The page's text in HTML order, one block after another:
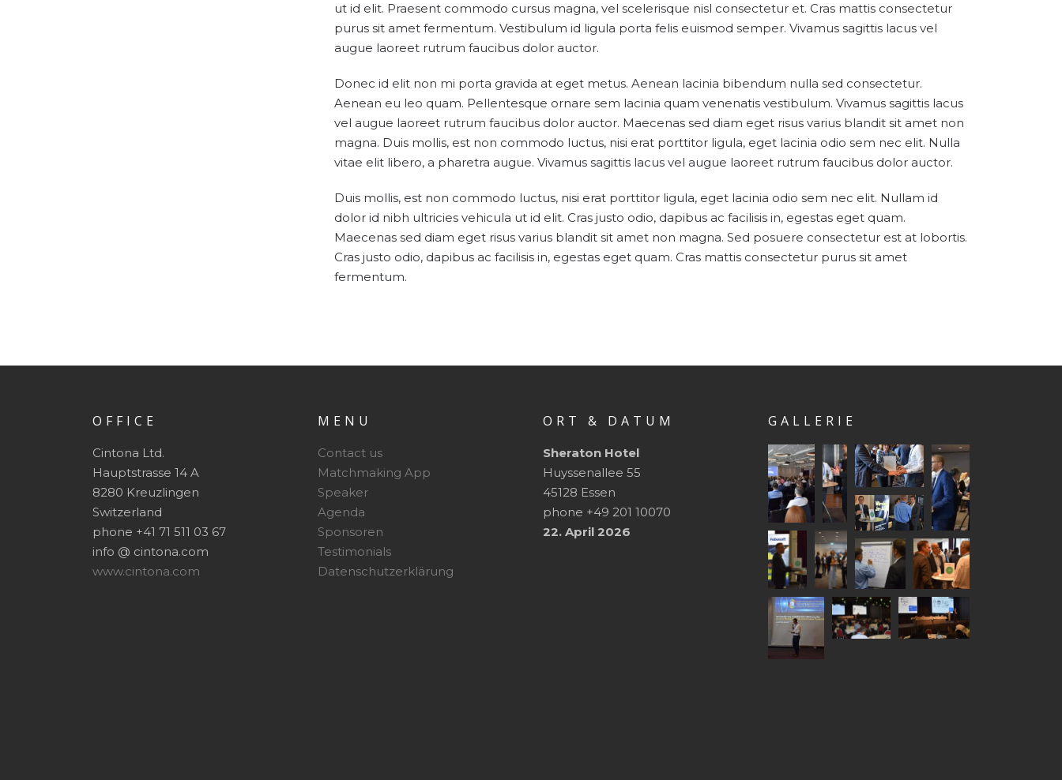
ut id elit. Praesent commodo cursus magna, vel scelerisque nisl consectetur et. Cras mattis consectetur
purus sit amet fermentum. Vestibulum id ligula porta felis euismod semper. Vivamus sagittis lacus vel
augue laoreet rutrum faucibus dolor auctor.
Donec id elit non mi porta gravida at eget metus. Aenean lacinia bibendum nulla sed consectetur.
Aenean eu leo quam. Pellentesque ornare sem lacinia quam venenatis vestibulum. Vivamus sagittis lacus
vel augue laoreet rutrum faucibus dolor auctor. Maecenas sed diam eget risus varius blandit sit amet non
magna. Duis mollis, est non commodo luctus, nisi erat porttitor ligula, eget lacinia odio sem nec elit. Nulla
vitae elit libero, a pharetra augue. Vivamus sagittis lacus vel augue laoreet rutrum faucibus dolor auctor.
Duis mollis, est non commodo luctus, nisi erat porttitor ligula, eget lacinia odio sem nec elit. Nullam id
dolor id nibh ultricies vehicula ut id elit. Cras justo odio, dapibus ac facilisis in, egestas eget quam.
Maecenas sed diam eget risus varius blandit sit amet non magna. Sed posuere consectetur est at lobortis.
Cras justo odio, dapibus ac facilisis in, egestas eget quam. Cras mattis consectetur purus sit amet
fermentum.
OFFICE
Cintona Ltd.
Hauptstrasse 14 A
8280 Kreuzlingen
Switzerland
phone +41 71 511 03 67
info @ cintona.com
www.cintona.com
MENU
Contact us
Matchmaking App
Speaker
Agenda
Sponsoren
Testimonials
Datenschutzerklärung
ORT & DATUM
Sheraton Hotel
Huyssenallee 55
45128 Essen
phone +49 201 10070
22. April 2026
GALLERIE